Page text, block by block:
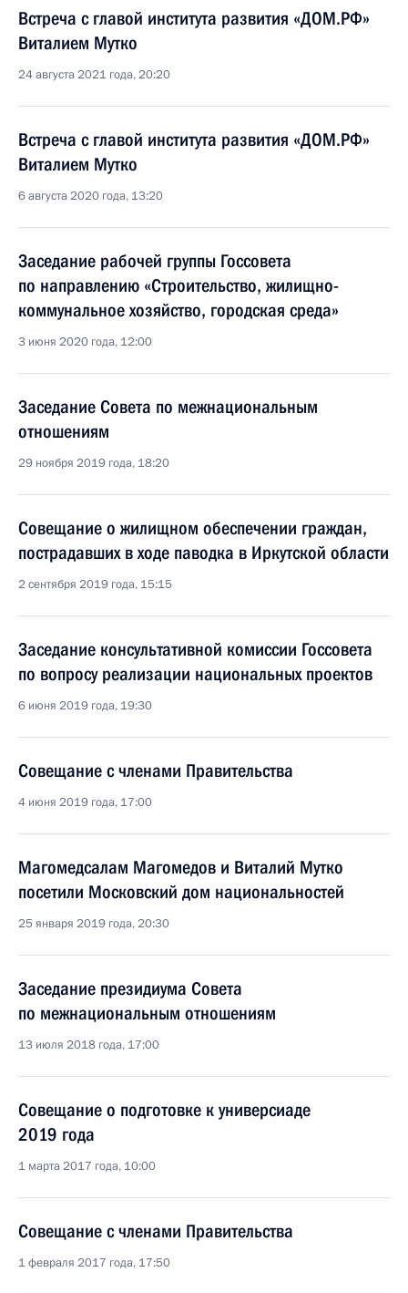
Встреча с главой института развития «ДОМ.РФ»
Виталием Мутко
24 августа 2021 года, 20:20
Встреча с главой института развития «ДОМ.РФ»
Виталием Мутко
6 августа 2020 года, 13:20
Заседание рабочей группы Госсовета
по направлению «Строительство, жилищно-
коммунальное хозяйство, городская среда»
3 июня 2020 года, 12:00
Заседание Совета по межнациональным
отношениям
29 ноября 2019 года, 18:20
Совещание о жилищном обеспечении граждан,
пострадавших в ходе паводка в Иркутской области
2 сентября 2019 года, 15:15
Заседание консультативной комиссии Госсовета
по вопросу реализации национальных проектов
6 июня 2019 года, 19:30
Совещание с членами Правительства
4 июня 2019 года, 17:00
Магомедсалам Магомедов и Виталий Мутко
посетили Московский дом национальностей
25 января 2019 года, 20:30
Заседание президиума Совета
по межнациональным отношениям
13 июля 2018 года, 17:00
Совещание о подготовке к универсиаде
2019 года
1 марта 2017 года, 10:00
Совещание с членами Правительства
1 февраля 2017 года, 17:50